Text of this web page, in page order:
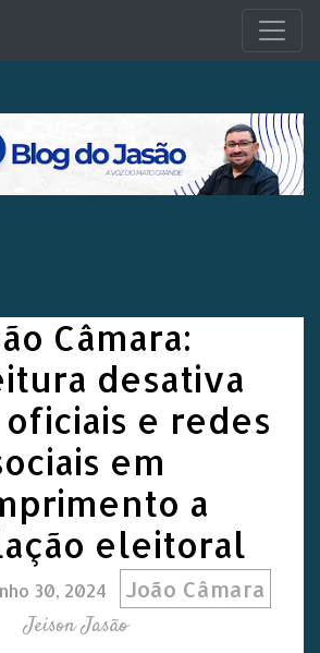
Câmara:
desativa
e redes
em
a
eleitoral
30, 2024 João Câmara
Jeison Jasão